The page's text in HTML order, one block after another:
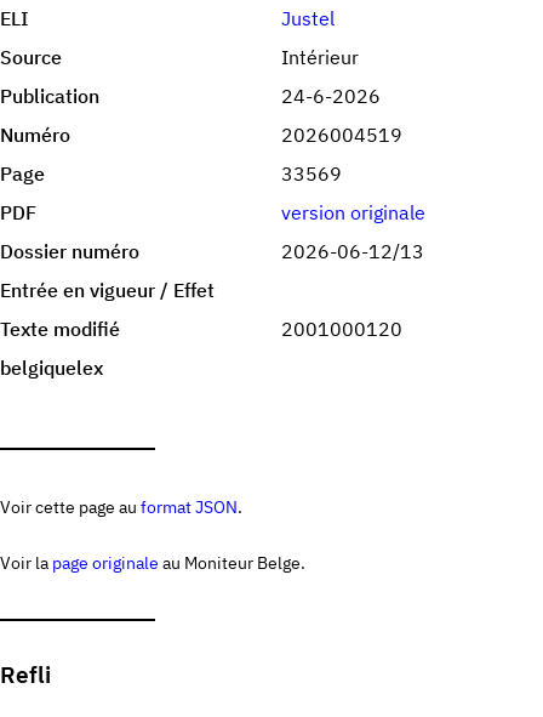
ELI
Justel
Source
Intérieur
Publication
24-6-2026
Numéro
2026004519
Page
33569
PDF
version originale
Dossier numéro
2026-06-12/13
Entrée en vigueur / Effet
Texte modifié
2001000120
belgiquelex
Voir cette page au format JSON.
Voir la page originale au Moniteur Belge.
Refli